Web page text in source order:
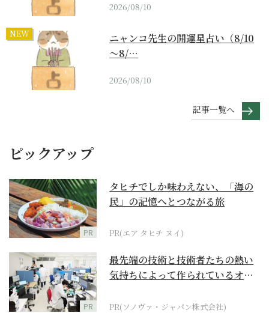
2026/08/10
NEW
ニャンコ先生の開運星占い（8/10
～8/…
2026/08/10
記事一覧へ
ピックアップ
PR
タヒチでしか味わえない、「海の
民」の記憶へとつながる旅
PR(エア タヒチ ヌイ)
PR
最先端の技術と技術者たちの熱い
気持ちによって作られているオー
PR(ソノヴァ・ジャパン株式会社)